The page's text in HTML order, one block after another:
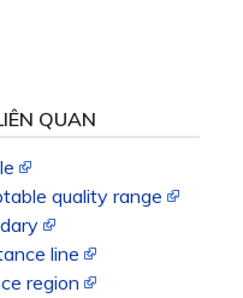
QUAN
quality range
line
region